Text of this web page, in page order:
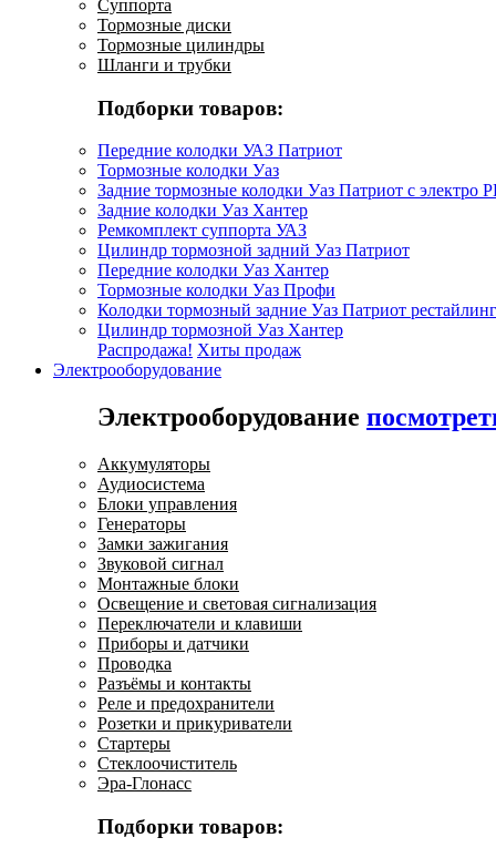
Суппорта
Тормозные диски
Тормозные цилиндры
Шланги и трубки
Подборки товаров:
Передние колодки УАЗ Патриот
Тормозные колодки Уаз
Задние тормозные колодки Уаз Патриот с электро
Задние колодки Уаз Хантер
Ремкомплект суппорта УАЗ
Цилиндр тормозной задний Уаз Патриот
Передние колодки Уаз Хантер
Тормозные колодки Уаз Профи
Колодки тормозный задние Уаз Патриот
Цилиндр тормозной Уаз Хантер
Распродажа! Хиты продаж
Электрооборудование
Электрооборудование
Аккумуляторы
Аудиосистема
Блоки управления
Генераторы
Замки зажигания
Звуковой сигнал
Монтажные блоки
Освещение и световая сигнализация
Переключатели и клавиши
Приборы и датчики
Проводка
Разъёмы и контакты
Реле и предохранители
Розетки и прикуриватели
Стартеры
Стеклоочиститель
Эра-Глонасс
Подборки товаров: